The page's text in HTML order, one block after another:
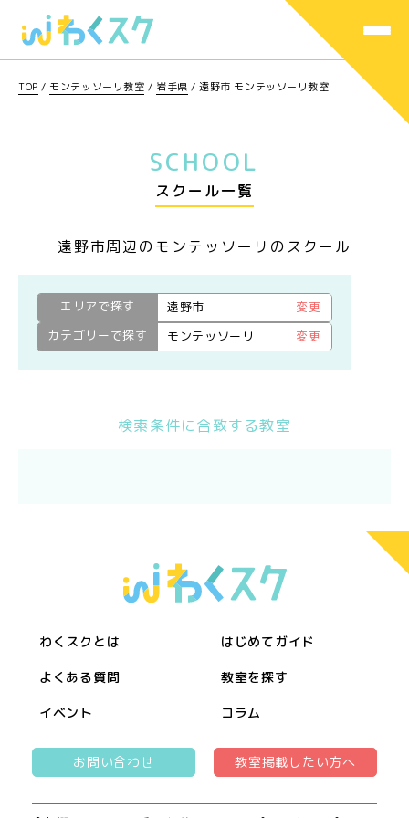
TOP / モンテッソーリ教室 / 岩手県 /遠野市 モンテッソーリ教室
SCHOOL
スクール一覧
遠野市周辺のモンテッソーリのスクール
エリアで探す 遠野市
変更
カテゴリーで探す
モンテッソーリ 変更
検索条件に合致する教室
わくスクとは はじめてガイド
よくある質問 教室を探す
イベント コラム
お問い合わせ 教室掲載したい方へ